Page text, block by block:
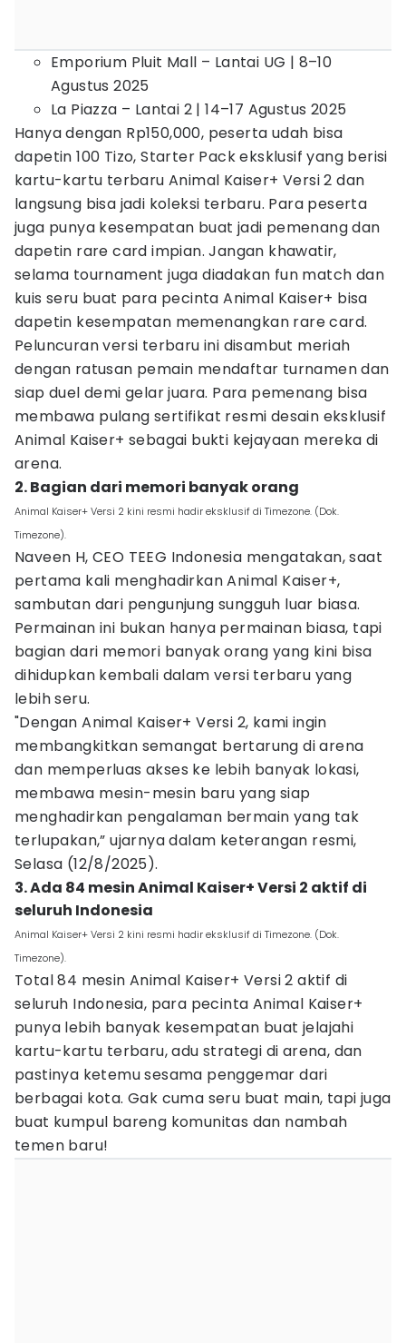
Emporium Pluit Mall – Lantai UG | 8–10
Agustus 2025
La Piazza – Lantai 2 | 14–17 Agustus 2025
Hanya dengan Rp150,000, peserta udah bisa
dapetin 100 Tizo, Starter Pack eksklusif yang berisi
kartu-kartu terbaru Animal Kaiser+ Versi 2 dan
langsung bisa jadi koleksi terbaru. Para peserta
juga punya kesempatan buat jadi pemenang dan
dapetin rare card impian. Jangan khawatir,
selama tournament juga diadakan fun match dan
kuis seru buat para pecinta Animal Kaiser+ bisa
dapetin kesempatan memenangkan rare card.
Peluncuran versi terbaru ini disambut meriah
dengan ratusan pemain mendaftar turnamen dan
siap duel demi gelar juara. Para pemenang bisa
membawa pulang sertifikat resmi desain eksklusif
Animal Kaiser+ sebagai bukti kejayaan mereka di
arena.
2. Bagian dari memori banyak orang
Animal Kaiser+ Versi 2 kini resmi hadir eksklusif di Timezone. (Dok.
Timezone).
Naveen H, CEO TEEG Indonesia mengatakan, saat
pertama kali menghadirkan Animal Kaiser+,
sambutan dari pengunjung sungguh luar biasa.
Permainan ini bukan hanya permainan biasa, tapi
bagian dari memori banyak orang yang kini bisa
dihidupkan kembali dalam versi terbaru yang
lebih seru.
"Dengan Animal Kaiser+ Versi 2, kami ingin
membangkitkan semangat bertarung di arena
dan memperluas akses ke lebih banyak lokasi,
membawa mesin-mesin baru yang siap
menghadirkan pengalaman bermain yang tak
terlupakan,” ujarnya dalam keterangan resmi,
Selasa (12/8/2025).
3. Ada 84 mesin Animal Kaiser+ Versi 2 aktif di
seluruh Indonesia
Animal Kaiser+ Versi 2 kini resmi hadir eksklusif di Timezone. (Dok.
Timezone).
Total 84 mesin Animal Kaiser+ Versi 2 aktif di
seluruh Indonesia, para pecinta Animal Kaiser+
punya lebih banyak kesempatan buat jelajahi
kartu-kartu terbaru, adu strategi di arena, dan
pastinya ketemu sesama penggemar dari
berbagai kota. Gak cuma seru buat main, tapi juga
buat kumpul bareng komunitas dan nambah
temen baru!